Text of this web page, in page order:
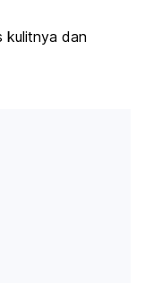
kulitnya dan